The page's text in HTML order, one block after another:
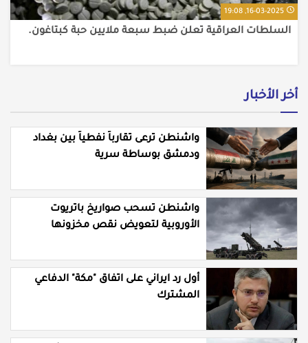
16-03-2025, 19:08
السلطات العراقية تعلن ضبط سبعة ملايين حبة كبتاغون.
أخر الأخبار
واشنطن ترعى تقارباً نفطياً بين بغداد
ودمشق بوساطة سرية
واشنطن تسحب صواريخ باتريوت
الأوروبية لتعويض نقص مخزونها
أول رد ايراني على اتفاق "مكة" الدفاعي
المشترك